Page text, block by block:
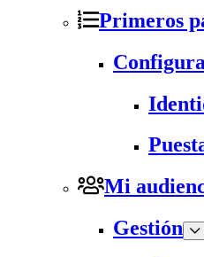
Primeros
Mi
Gestión